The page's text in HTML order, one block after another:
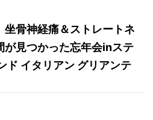
坐骨神経痛＆ストレートネ
が見つかった忘年会inステ
ド イタリアン グリアンテ